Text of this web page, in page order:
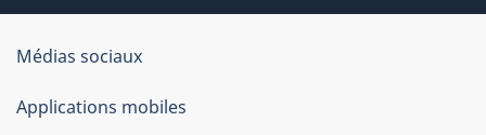
Organisation
du
gouvernement
Médias sociaux
Applications mobiles